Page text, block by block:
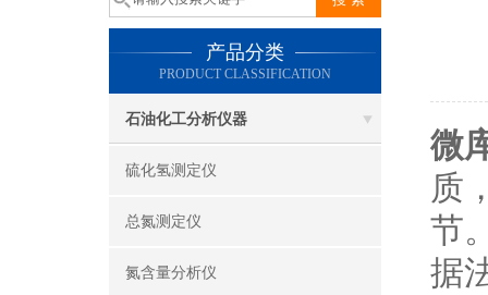
产品分类
PRODUCT CLASSIFICATION
石油化工分析仪器
硫化氢测定仪
总氮测定仪
氮含量分析仪
微
质
节
据